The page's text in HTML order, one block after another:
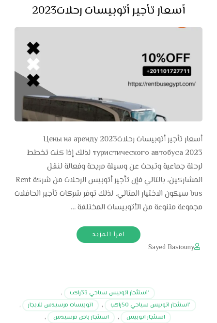
أسعار تأجير أتوبيسات رحلات2023
أسعار تأجير أتوبيسات رحلات2023 Цены на аренду
туристического автобуса 2023 لذلك إذا كنت تخطط
لرحلة جماعية وتبحث عن وسيلة مريحة وفعالة لنقل
المشاركين، بالتالي فإن تأجير أتوبيس الرحلات من شركة Rent
bus سيكون الاختيار المثالي، لذلك توفر شركات تأجير الحافلات
مجموعة متنوعة من الأتوبيسات المختلفة …
اقرأ المزيد
Sayed Basiouny
‘استئجار اتوبيس سياحي 33راكب
,
‘استئجار اتوبيس سياحي 50راكب
, اتوبيسات مرسيدس للايجار
,
استئجار اتوبيس
, استئجار باص مرسيدس
,